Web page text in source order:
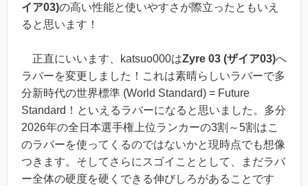
イア03)の高い性能と使いやすさが際立ったともいえ
ると思います！
正直にいいます、katsuo000はZyre 03 (ザイア03)へ
ラバーを変更しました！これは素晴らしいラバーで多
分新時代の世界標準 (World Standard) = Future
Standard！といえるラバーになると思いました。多分
2026年の全日本選手権上位ランカーの3割～5割はこ
のラバーを使ってくるのではないかと現時点でも想像
つきます。そしてさらにスゴイこととして、まだラバ
ー全体の硬度を硬くできる伸びしろがあることです